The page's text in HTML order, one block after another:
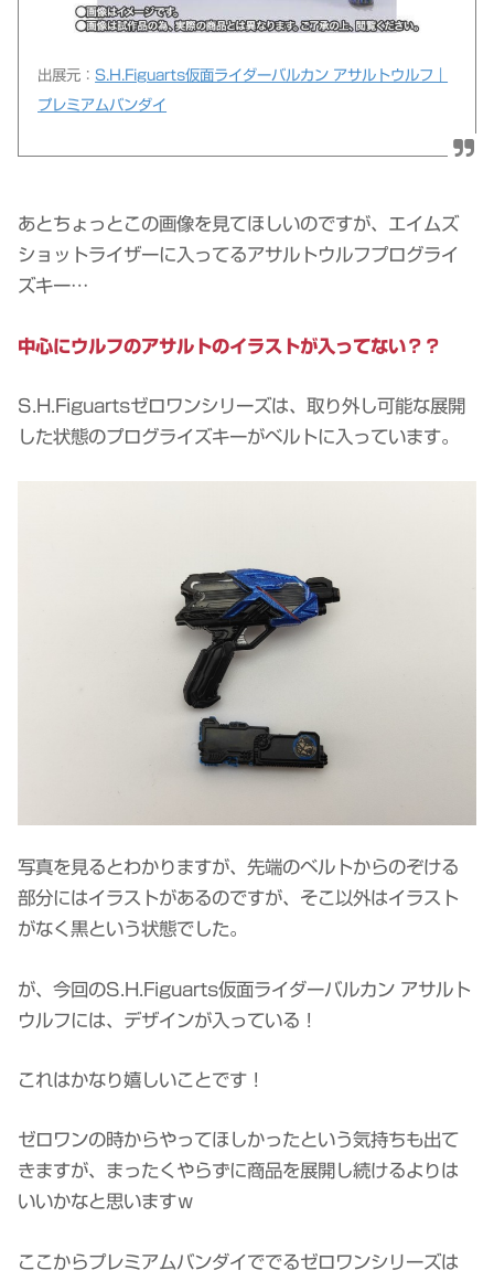
出展元： S.H.Figuarts仮面ライダーバルカン アサルトウルフ｜
プレミアムバンダイ
あとちょっとこの画像を見てほしいのですが、エイムズ
ショットライザーに入ってるアサルトウルフプログライ
ズキー…
中心にウルフのアサルトのイラストが入ってない？？
S.H.Figuartsゼロワンシリーズは、取り外し可能な展開
した状態のプログライズキーがベルトに入っています。
写真を見るとわかりますが、先端のベルトからのぞける
部分にはイラストがあるのですが、そこ以外はイラスト
がなく黒という状態でした。
が、今回のS.H.Figuarts仮面ライダーバルカン アサルト
ウルフには、デザインが入っている！
これはかなり嬉しいことです！
ゼロワンの時からやってほしかったという気持ちも出て
きますが、まったくやらずに商品を展開し続けるよりは
いいかなと思いますｗ
ここからプレミアムバンダイででるゼロワンシリーズは